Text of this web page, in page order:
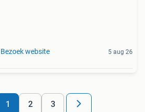
Bezoek website 5 aug 26
1 2 3